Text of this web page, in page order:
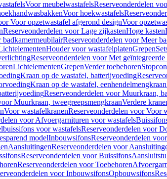
Voor meubelwastafelsReserveonderdelen
Voor hoekwastafels
Voor opzetwastafel afgerond designVoor
Reserveonderdelen voor Lage zijkastenHoge kasten
badkamermeubilairReserveonderdelen voor Meer
Houder voor wastafelplatenGrepen
Reserveonderdelen voor Met
LichtelementenGrepenVerder toebehoren
Kraan op de wastafel, batterijvoeding
Kraan op de wastafel, eenhendelmengkraan
Reserveonderdelen voor Muurkraan,
Muurkraan, tweegreepsmengkraanVerdere
Voor wastafelkranenReserveonderdelen voor Voor
voor Afvoergarnituren voor wastafels
voor wastafelsReserveonderdelen voor
modelInbouwsifonsReserveonderdelen
AansluitingenReserveonderdelen voor
Reserveonderdelen voor Buissifons
Reserveonderdelen voor Toebehoren
voor InbouwsifonsOpbouwsifons